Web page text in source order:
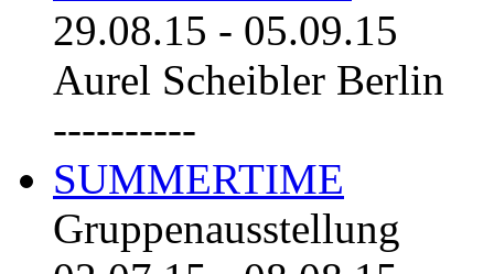
29.08.15 - 05.09.15
Aurel Scheibler Berlin
----------
SUMMERTIME
Gruppenausstellung